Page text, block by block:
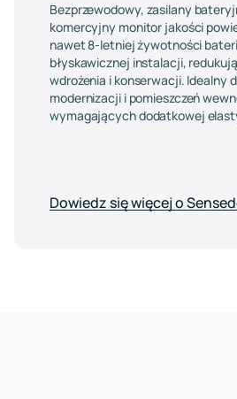
Bezprzewodowy, zasilany
komercyjny monitor jakości
nawet 8-letniej żywotności
błyskawicznej instalacji,
wdrożenia i konserwacji. Idealny
modernizacji i pomieszczeń
wymagających dodatkowej
Dowiedz się więcej o